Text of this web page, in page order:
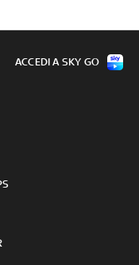
ACCEDI A SKY GO